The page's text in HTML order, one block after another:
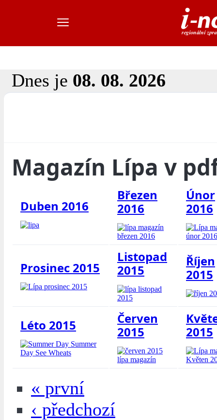
Dnes je 08. 08. 2026
Magazín Lípa v
Duben 2016
Březen
2016
Únor
2016
Prosinec 2015
Listopad
2015
Říjen
2015
Léto 2015
Červen
2015
2015
« první
‹ předchozí